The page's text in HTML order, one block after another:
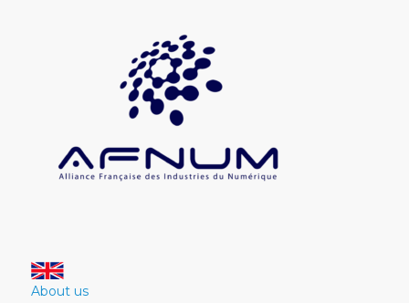
About us